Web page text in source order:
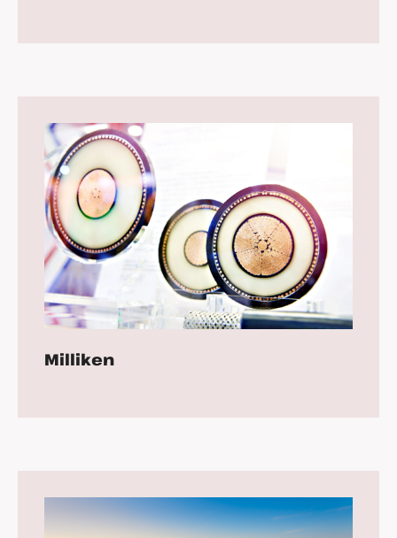
Milliken